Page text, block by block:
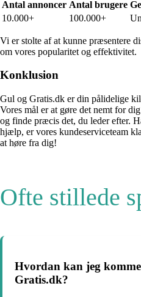
Antal annoncer Antal brugere
10.000+
100.000+
Vi er stolte af at kunne præsentere
om vores popularitet og effektivitet.
Konklusion
Gul og Gratis.dk er din pålidelige
Vores mål er at gøre det nemt for
og finde præcis det, du leder efter.
hjælp, er vores kundeserviceteam
at høre fra dig!
Ofte stillede
Hvordan kan jeg
Gratis.dk?